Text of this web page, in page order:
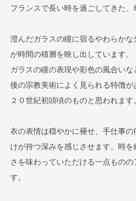
フランスで長い時を過ごしてきた、
澄んだガラスの瞳に宿るやわらか
が時間の積層を映し出しています。
ガラスの瞳の表現や彩色の風合い
後の宗教美術によく見られる特徴
２０世紀初頭頃のものと思われます。
衣の表情は穏やかに褪せ、手仕事
けが持つ深みを感じさせます。時
さを味わっていただける一点もの
す。